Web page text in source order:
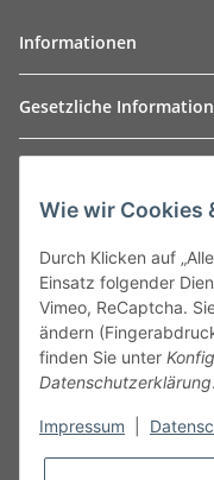
Informationen
Gesetzliche
Leibnizstraße 2a
Germany
Phone:+49 40 5287270
Fax:+49 40 5281050
Email:sales@tow-
Wie wir Cookies
Durch Klicken auf
Einsatz folgender
Vimeo, ReCaptcha.
ändern
finden Sie unter
Datenschutzerklärung.
Impressum